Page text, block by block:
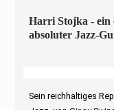
Harri Stojka - ein
absoluter Jazz-
Sein reichhaltiges